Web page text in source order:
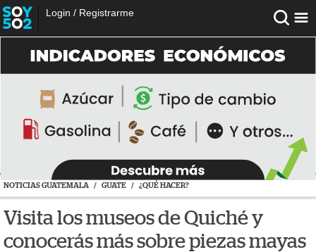
Login / Registrarme
NOTICIAS GUATEMALA / GUATE / ¿QUÉ HACER?
Visita los museos de Quiché y
conocerás más sobre piezas mayas